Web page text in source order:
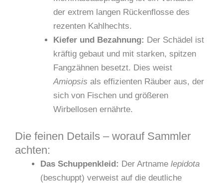
der extrem langen Rückenflosse des
rezenten Kahlhechts.
Kiefer und Bezahnung: Der Schädel ist
kräftig gebaut und mit starken, spitzen
Fangzähnen besetzt. Dies weist
Amiopsis als effizienten Räuber aus, der
sich von Fischen und größeren
Wirbellosen ernährte.
Die feinen Details – worauf Sammler
achten:
Das Schuppenkleid: Der Artname lepidota
(beschuppt) verweist auf die deutliche